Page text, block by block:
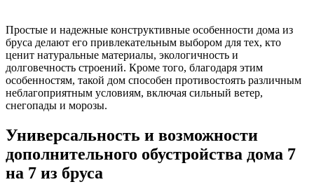
Простые и надежные конструктивные особенности дома из
бруса делают его привлекательным выбором для тех, кто
ценит натуральные материалы, экологичность и
долговечность строений. Кроме того, благодаря этим
особенностям, такой дом способен противостоять различным
неблагоприятным условиям, включая сильный ветер,
снегопады и морозы.
Универсальность и возможности
дополнительного обустройства дома 7
на 7 из бруса